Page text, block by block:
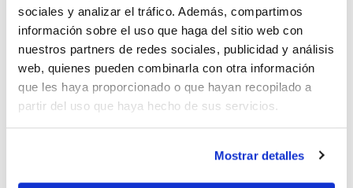
sociales y analizar el tráfico. Además, compartimos
información sobre el uso que haga del sitio web con
nuestros partners de redes sociales, publicidad y análisis
web, quienes pueden combinarla con otra información
que les haya proporcionado o que hayan recopilado a
partir del uso que haya hecho de sus servicios.
Mostrar detalles
Capacidad
Referencia
AL01601000
Envase
x 1 l :: Glass
bottle
Precio